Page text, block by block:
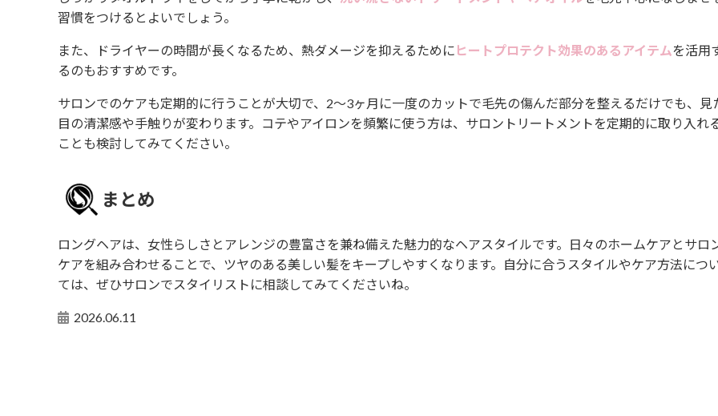
習慣をつけるとよいでしょう。
また、ドライヤーの時間が長くなるため、熱ダメージを抑えるために ヒートプロテクト効果のあるアイテムを活用
るのもおすすめです。
サロンでのケアも定期的に行うことが大切で、2〜3ヶ月に一度のカットで毛先の傷んだ部分を整えるだけでも、見
目の清潔感や手触りが変わります。コテやアイロンを頻繁に使う方は、サロントリートメントを定期的に取り入れ
ことも検討してみてください。
まとめ
ロングヘアは、女性らしさとアレンジの豊富さを兼ね備えた魅力的なヘアスタイルです。日々のホームケアとサロ
ケアを組み合わせることで、ツヤのある美しい髪をキープしやすくなります。自分に合うスタイルやケア方法につ
ては、ぜひサロンでスタイリストに相談してみてくださいね。
2026.06.11